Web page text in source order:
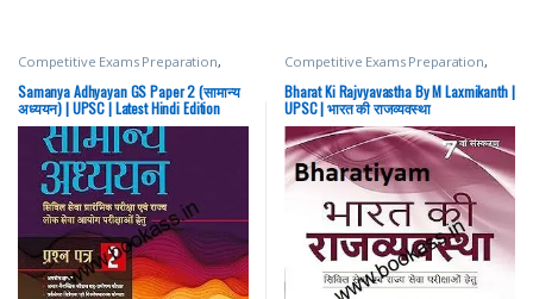
Competitive Exams Preparation,
Mains Miscellaneous
Prelims, SSC,State PSC,Top Picks,
Top Picks By Aspirants,UPSC
Samanya Adhyayan GS Paper 2 (सामान्य
अध्ययन) | UPSC | Latest Hindi Edition
Competitive Exams Preparation,
Mains Miscellaneous
Prelims, SSC,State PSC,Top Picks,
Top Picks By Aspirants, UPSC
Bharat Ki Rajvyavastha By M Laxmikanth |
UPSC | भारत की राजव्यवस्था